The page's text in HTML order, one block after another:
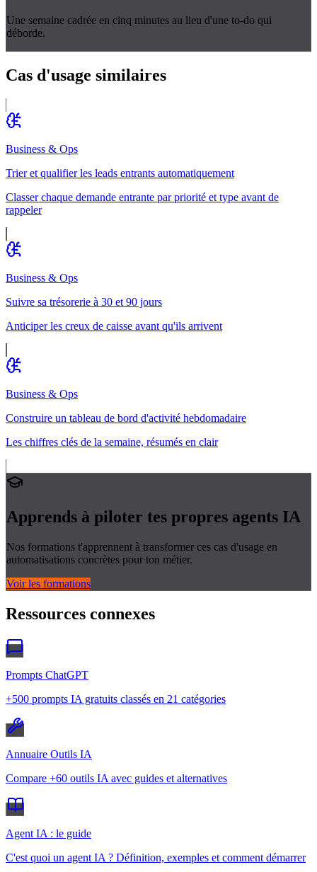
Une semaine cadrée en cinq minutes au lieu d'une to-do qui
déborde.
Cas d'usage similaires
Business & Ops
Trier et qualifier les leads entrants automatiquement
Classer chaque demande entrante par priorité et type avant de
rappeler
Business & Ops
Suivre sa trésorerie à 30 et 90 jours
Anticiper les creux de caisse avant qu'ils arrivent
Business & Ops
Construire un tableau de bord d'activité hebdomadaire
Les chiffres clés de la semaine, résumés en clair
Apprends à piloter tes propres agents IA
Nos formations t'apprennent à transformer ces cas d'usage en
automatisations concrètes pour ton métier.
Voir les formations
Ressources connexes
Prompts ChatGPT
+500 prompts IA gratuits classés en 21 catégories
Annuaire Outils IA
Compare +60 outils IA avec guides et alternatives
Agent IA : le guide
C'est quoi un agent IA ? Définition, exemples et comment démarrer